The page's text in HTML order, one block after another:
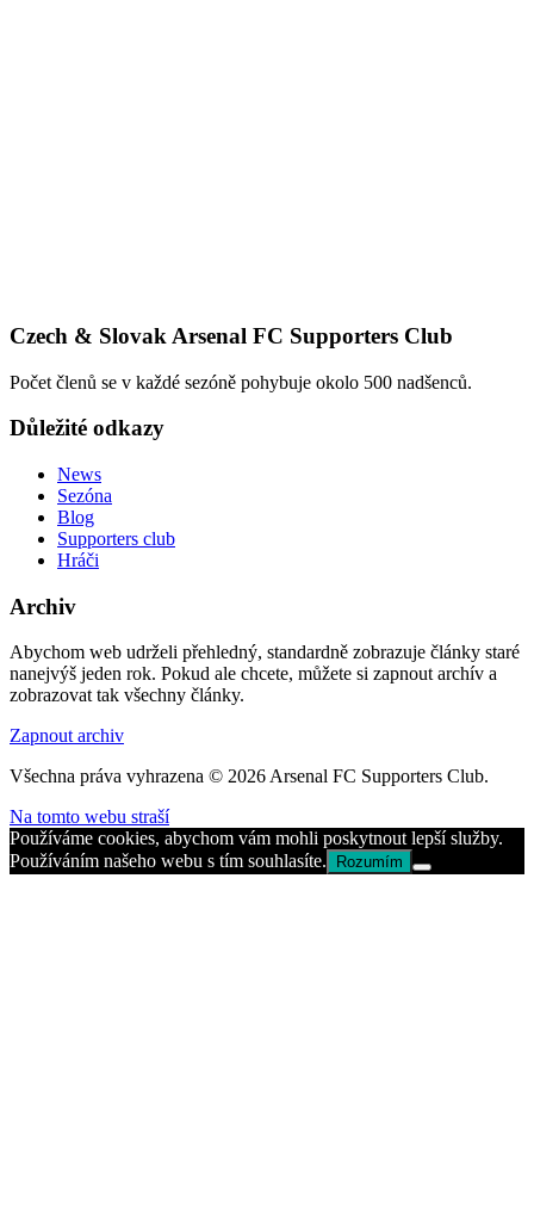
Czech & Slovak Arsenal FC Supporters Club
Počet členů se v každé sezóně pohybuje okolo 500 nadšenců.
Důležité odkazy
News
Sezóna
Blog
Supporters club
Hráči
Archiv
Abychom web udrželi přehledný, standardně zobrazuje články staré
nanejvýš jeden rok. Pokud ale chcete, můžete si zapnout archív a
zobrazovat tak všechny články.
Zapnout archiv
Všechna práva vyhrazena © 2026 Arsenal FC Supporters Club.
Na tomto webu straší
Používáme cookies, abychom vám mohli poskytnout lepší služby.
Používáním našeho webu s tím souhlasíte.
Rozumím